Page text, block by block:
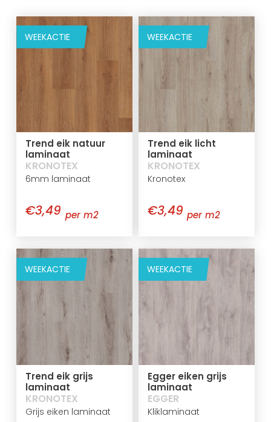
WEEKACTIE
Trend eik natuur
laminaat
KRONOTEX
6mm laminaat
€3,49 per m2
WEEKACTIE
Trend eik licht
laminaat
KRONOTEX
Kronotex
€3,49 per m2
WEEKACTIE
Trend eik grijs
laminaat
KRONOTEX
Grijs eiken laminaat
WEEKACTIE
Egger eiken grijs
laminaat
EGGER
Kliklaminaat